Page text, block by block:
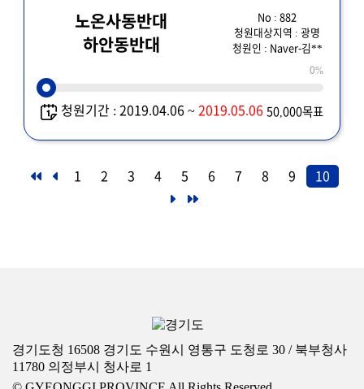
노온사동반대
하안동반대
No : 882
청원대상지역 : 광명
청원인 : Naver-김**
0%
청원기간 : 2019.04.06 ~2019.05.06 50,000목표
1 2 3 4 5 6 7 8 9 10
경기도청 16508 경기도 수원시 영통구 도청로 30 / 북부청사
11780 의정부시 청사로 1